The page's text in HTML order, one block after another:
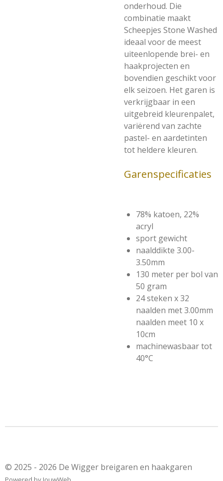
onderhoud. Die
combinatie maakt
Scheepjes Stone Washed
ideaal voor de meest
uiteenlopende brei- en
haakprojecten en
bovendien geschikt voor
elk seizoen. Het garen is
verkrijgbaar in een
uitgebreid kleurenpalet,
variërend van zachte
pastel- en aardetinten
tot heldere kleuren.
Garenspecificaties
78% katoen, 22%
acryl
sport gewicht
naalddikte 3.00-
3.50mm
130 meter per bol van
50 gram
24 steken x 32
naalden met 3.00mm
naalden meet 10 x
10cm
machinewasbaar tot
40°C
© 2025 - 2026 De Wigger breigaren en haakgaren